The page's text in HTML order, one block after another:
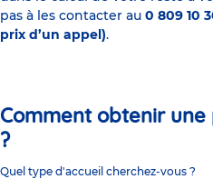
pas à les contacter au 0 809 10
prix d’un appel).
Comment obtenir
?
Quel type d'accueil cherchez-vous ?